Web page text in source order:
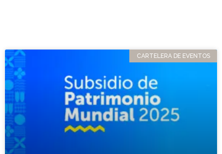
CARTELERA DE EVENTOS